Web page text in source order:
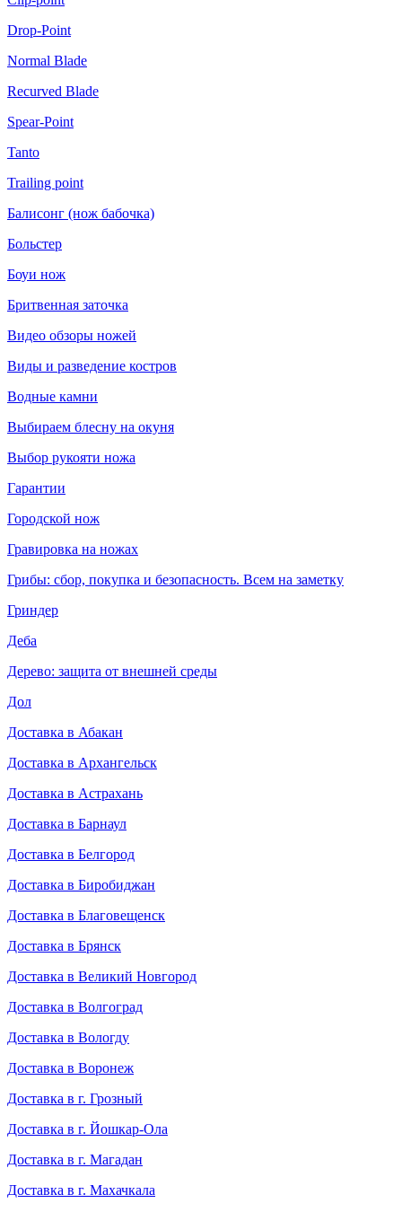
Drop-Point
Normal Blade
Recurved Blade
Spear-Point
Tanto
Trailing point
Балисонг (нож бабочка)
Больстер
Боуи нож
Бритвенная заточка
Видео обзоры ножей
Виды и разведение костров
Водные камни
Выбираем блесну на окуня
Выбор рукояти ножа
Гарантии
Городской нож
Гравировка на ножах
Грибы: сбор, покупка и безопасность. Всем на заметку
Гриндер
Деба
Дерево: защита от внешней среды
Дол
Доставка в Абакан
Доставка в Архангельск
Доставка в Астрахань
Доставка в Барнаул
Доставка в Белгород
Доставка в Биробиджан
Доставка в Благовещенск
Доставка в Брянск
Доставка в Великий Новгород
Доставка в Волгоград
Доставка в Вологду
Доставка в Воронеж
Доставка в г. Грозный
Доставка в г. Йошкар-Ола
Доставка в г. Магадан
Доставка в г. Махачкала